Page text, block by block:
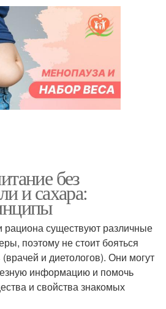
без
и сахара:
рациона существуют различные
поэтому не стоит бояться
и диетологов). Они могут
информацию и помочь
и свойства знакомых